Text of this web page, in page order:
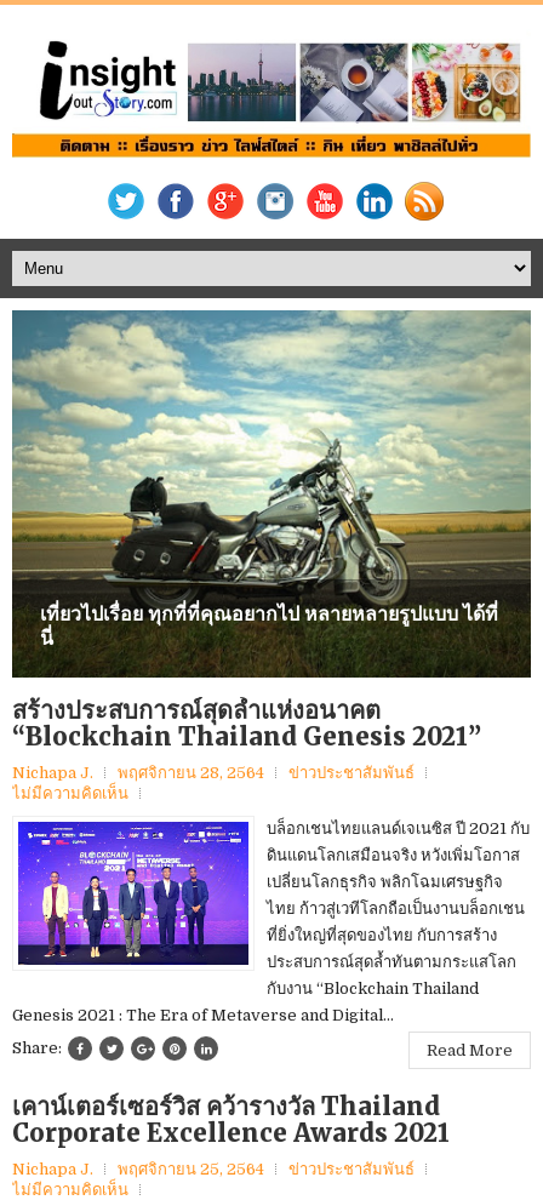
เที่ยวไปเรื่อย ทุกที่ที่คุณอยากไป หลายหลายรูปแบบ ได้ที่
นี่
สร้างประสบการณ์สุดล้ำแห่งอนาคต
“Blockchain Thailand Genesis 2021”
Nichapa J. พฤศจิกายน 28, 2564
ข่าวประชาสัมพันธ์
ไม่มีความคิดเห็น
บล็อกเชนไทยแลนด์เจเนซิส ปี 2021 กับ
ดินแดนโลกเสมือนจริง หวังเพิ่มโอกาส
เปลี่ยนโลกธุรกิจ พลิกโฉมเศรษฐกิจ
ไทย ก้าวสู่เวทีโลกถือเป็นงานบล็อกเชน
ที่ยิ่งใหญ่ที่สุดของไทย กับการสร้าง
ประสบการณ์สุดล้ำทันตามกระแสโลก
กับงาน “Blockchain Thailand
Genesis 2021 : The Era of Metaverse and Digital...
Share:
Read More
เคาน์เตอร์เซอร์วิส คว้ารางวัล Thailand
Corporate Excellence Awards 2021
Nichapa J. พฤศจิกายน 25, 2564
ข่าวประชาสัมพันธ์
ไม่มีความคิดเห็น